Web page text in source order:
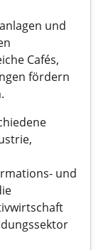
und
Cafés,
fördern
und